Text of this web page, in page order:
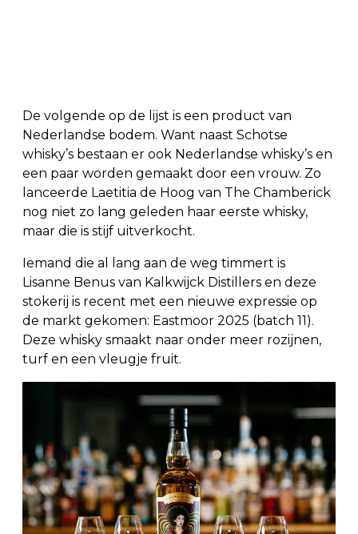
De volgende op de lijst is een product van
Nederlandse bodem. Want naast Schotse
whisky’s bestaan er ook Nederlandse whisky’s en
een paar worden gemaakt door een vrouw. Zo
lanceerde Laetitia de Hoog van The Chamberick
nog niet zo lang geleden haar eerste whisky,
maar die is stijf uitverkocht.
Iemand die al lang aan de weg timmert is
Lisanne Benus van Kalkwijck Distillers en deze
stokerij is recent met een nieuwe expressie op
de markt gekomen: Eastmoor 2025 (batch 11).
Deze whisky smaakt naar onder meer rozijnen,
turf en een vleugje fruit.